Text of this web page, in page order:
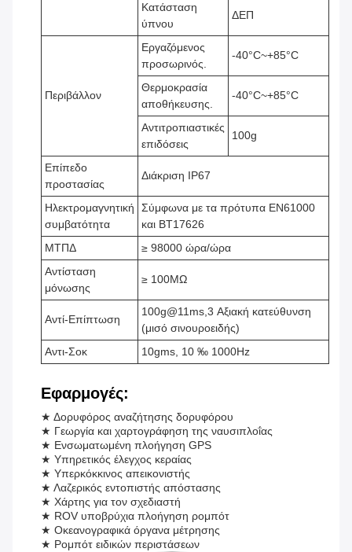
Κατάσταση
ύπνου
ΔΕΠ
Περιβάλλον
Εργαζόμενος
προσωρινός.
-40°C~+85°C
Θερμοκρασία
αποθήκευσης.
-40°C~+85°C
Αντιτροπιαστικές
επιδόσεις
100g
Επίπεδο
προστασίας
Διάκριση IP67
Ηλεκτρομαγνητική
συμβατότητα
Σύμφωνα με τα πρότυπα EN61000
και BT17626
ΜΤΠΔ
≥ 98000 ώρα/ώρα
Αντίσταση
μόνωσης
≥ 100MΩ
Αντί-Επίπτωση
100g@11ms,3 Αξιακή κατεύθυνση
(μισό σινουροειδής)
Αντι-Σοκ
10gms, 10 ‰ 1000Hz
Εφαρμογές:
★ Δορυφόρος αναζήτησης δορυφόρου
★ Γεωργία και χαρτογράφηση της ναυσιπλοΐας
★ Ενσωματωμένη πλοήγηση GPS
★ Υπηρετικός έλεγχος κεραίας
★ Υπερκόκκινος απεικονιστής
★ Λαζερικός εντοπιστής απόστασης
★ Χάρτης για τον σχεδιαστή
★ ROV υποβρύχια πλοήγηση ρομπότ
★ Οκεανογραφικά όργανα μέτρησης
★ Ρομπότ ειδικών περιστάσεων